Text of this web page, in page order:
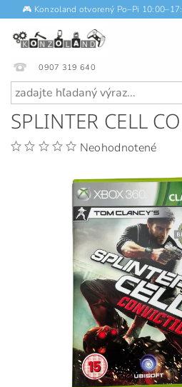
🎮 Konzoland otvorený Po–Pi
0907 319 640
SPLINTER CELL
Neohodnotené